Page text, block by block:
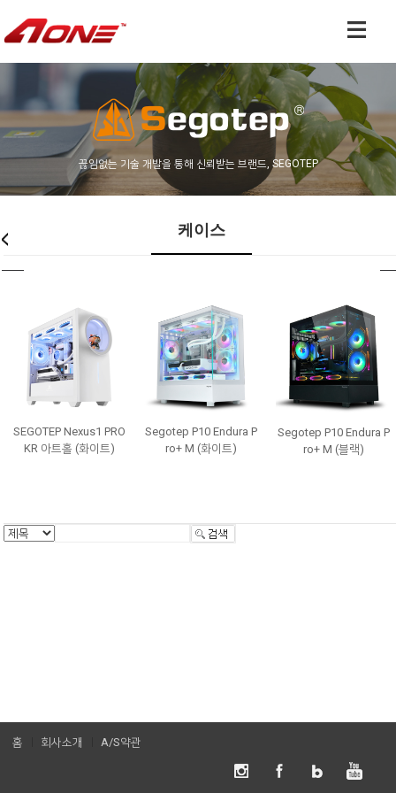
끊임없는 기술 개발을 통해 신뢰받는 브랜드, SEGOTEP
케이스
SEGOTEP Nexus1 PRO
KR 아트홀 (화이트)
Segotep P10 Endura P
ro+ M (화이트)
Segotep P10 Endura P
ro+ M (블랙)
홈 회사소개 A/S약관